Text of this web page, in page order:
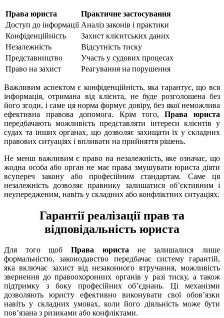
Права юриста
Практичне застосування
Доступ до інформації Аналіз законів і практики
Конфіденційність
Захист клієнтських даних
Незалежність
Відсутність тиску
Представництво
Участь у судових процесах
Право на захист
Реагування на порушення
Важливим аспектом є конфіденційність, яка гарантує, що вся
інформація, отримана від клієнта, не буде розголошена без
його згоди, і саме ця норма формує довіру, без якої неможлива
ефективна правова допомога. Крім того,Права юриста
передбачають можливість представляти інтереси клієнтів у
судах та інших органах, що дозволяє захищати їх у складних
правових ситуаціях і впливати на прийняття рішень.
Не менш важливим є право на незалежність, яке означає, що
жодна особа або орган не має права змушувати юриста діяти
всупереч закону або професійним стандартам. Саме ця
незалежність дозволяє правнику залишатися об’єктивним і
неупередженим, навіть у складних або конфліктних ситуаціях.
Гарантії реалізації прав та
відповідальність юриста
Для того щобПрава юристане залишалися лише
формальністю, законодавство передбачає систему гарантій,
яка включає захист від незаконного втручання, можливість
звернення до правоохоронних органів у разі тиску, а також
підтримку з боку професійних об’єднань. Ці механізми
дозволяють юристу ефективно виконувати свої обов’язки
навіть у складних умовах, коли його діяльність може бути
пов’язана з ризиками або конфліктами.